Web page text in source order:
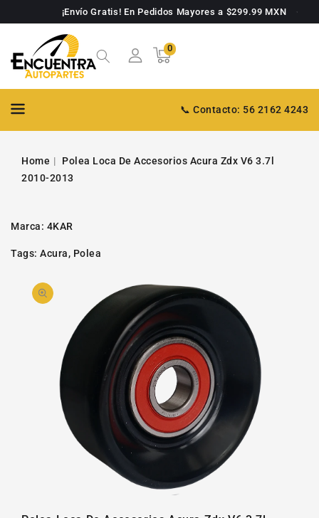
¡Envío Gratis! En Pedidos Mayores a $299.99 MXN
Carrito
00
artículos
📞 Contacto: 56 2162 4243
Home
Polea Loca De Accesorios Acura Zdx V6 3.7l
2010-2013
Marca: 4KAR
Tags: Acura, Polea
DE PRODUCTO
video
1
galería